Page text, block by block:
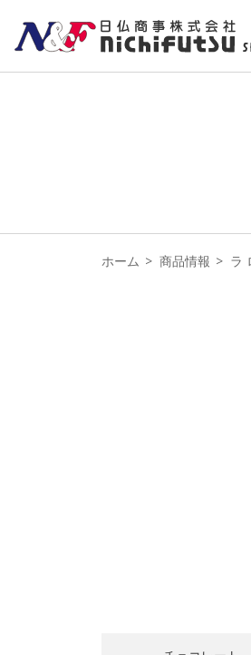
ホーム 商品情報 ラ